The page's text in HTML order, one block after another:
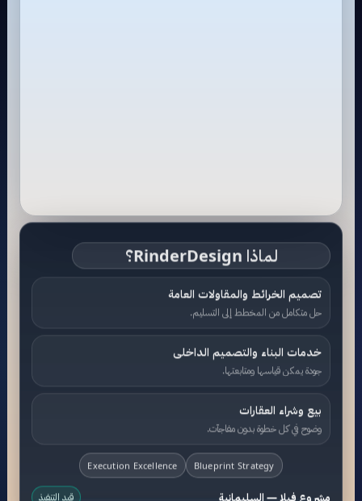
لماذا RinderDesign؟
تصميم الخرائط والمقاولات العامة
حل متكامل من المخطط إلى التسليم.
خدمات البناء والتصميم الداخلى
جودة يمكن قياسها ومتابعتها.
بيع وشراء العقارات
وضوح في كل خطوة بدون مفاجآت.
Blueprint Strategy
Execution Excellence
مشروع فيلا — السليمانية قيد التنفيذ